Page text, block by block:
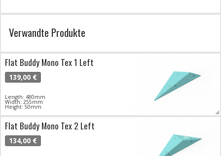
Verwandte Produkte
Flat Buddy Mono Tex 1 Left
139,00 €
Length: 480mm
Width: 255mm
Height: 50mm
Flat Buddy Mono Tex 2 Left
134,00 €